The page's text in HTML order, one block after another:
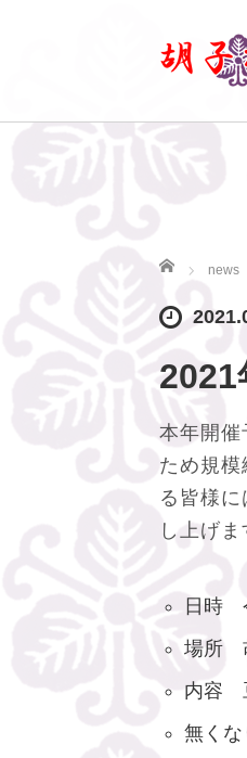
ホーム news
2021
本年開催
ため規
る皆様
し上げま
日時
場所
内容
無く